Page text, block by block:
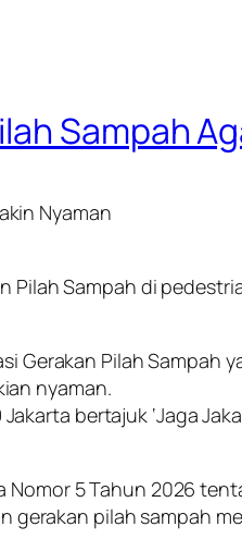
Sampah
Nyaman
Sampah di
Gerakan Pilah Sampah
nyaman.
bertajuk ‘Jaga
5 Tahun 2026
pilah sampah